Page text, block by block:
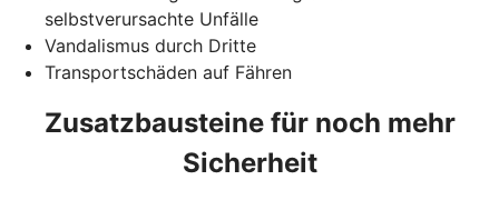
selbstverursachte Unfälle
Vandalismus durch Dritte
Transportschäden auf Fähren
Zusatzbausteine für noch mehr
Sicherheit